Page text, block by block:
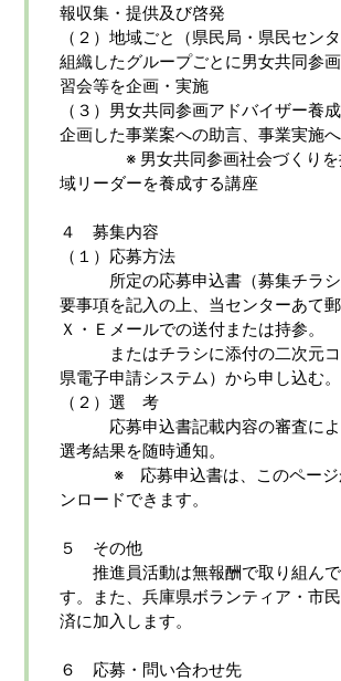
報収集・提供及び啓発
（２）地域ごと（県民局・県民セン
組織したグループごとに男女共同参
習会等を企画・実施
（３）男女共同参画アドバイザー養
企画した事業案への助言、事業実施
※ 男女共同参画社会づくりを
域リーダーを養成する講座
４ 募集内容
（１）応募方法
所定の応募申込書（募集チラシ
要事項を記入の上、当センターあて
Ｘ・Ｅメールでの送付または持参。
またはチラシに添付の二次元コ
県電子申請システム）から申し込む。
（２）選 考
応募申込書記載内容の審査によ
選考結果を随時通知。
※ 応募申込書は、このページ
ンロードできます。
５ その他
推進員活動は無報酬で取り組んで
す。また、兵庫県ボランティア・市
済に加入します。
６ 応募・問い合わせ先